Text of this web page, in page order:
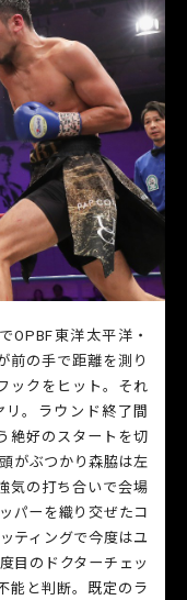
OPBF東洋太平洋・
前の手で距離を測り
ックをヒット。それ
。ラウンド終了間
絶好のスタートを切
がぶつかり森脇は左
気の打ち合いで会場
パーを織り交ぜたコ
ティングで今度はユ
目のドクターチェッ
能と判断。既定のラ